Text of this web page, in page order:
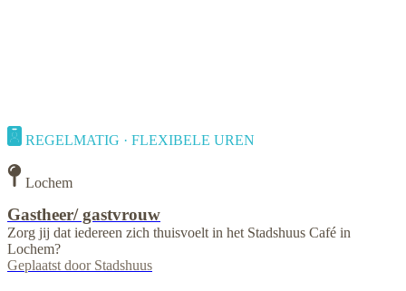
REGELMATIG · FLEXIBELE UREN
Lochem
Gastheer/ gastvrouw
Zorg jij dat iedereen zich thuisvoelt in het Stadshuus Café in
Lochem?
Geplaatst door Stadshuus